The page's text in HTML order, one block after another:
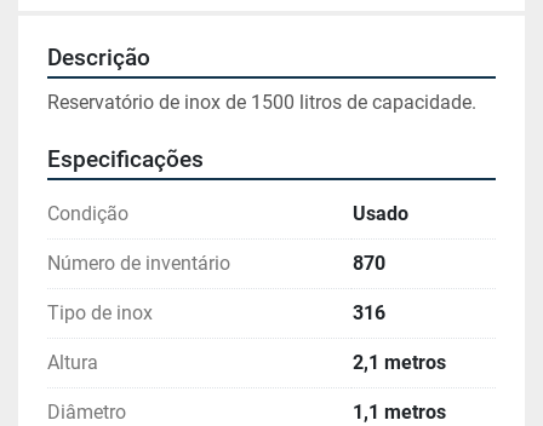
Descrição
Reservatório de inox de 1500 litros de capacidade.
Especificações
Condição Usado
Número de inventário 870
Tipo de inox 316
Altura 2,1 metros
Diâmetro 1,1 metros